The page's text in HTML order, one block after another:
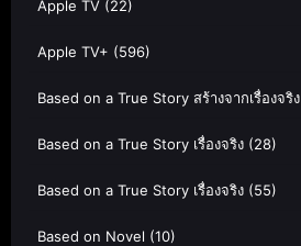
Apple TV (22)
Apple TV+ (596)
Based on a True Story สร้างจากเรื่องจริง
Based on a True Story เรื่องจริง (28)
Based on a True Story เรื่องจริง (55)
Based on Novel (10)